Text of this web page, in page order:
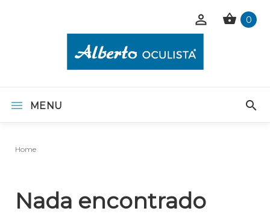
0
MENU
Home
Nada encontrado